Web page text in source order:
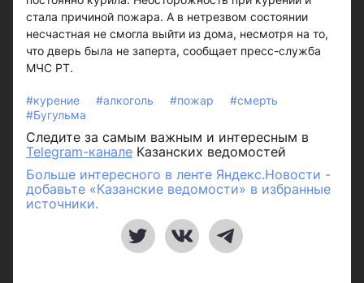
стала причиной пожара. А в нетрезвом состоянии
несчастная не смогла выйти из дома, несмотря на то,
что дверь была не заперта, сообщает пресс-служба
МЧС РТ.
#курение #алкоголь #пожар
#смерть
#Бугульма
Следите за самым важным и интересным в
Telegram-канале Казанских ведомостей
Больше интересного в ленте Яндекс.Новости -
добавьте «Казанские ведомости» в избранные
источники.